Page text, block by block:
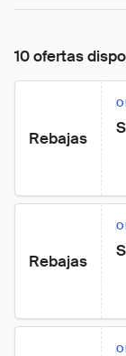
10 ofertas
Rebajas
Rebajas